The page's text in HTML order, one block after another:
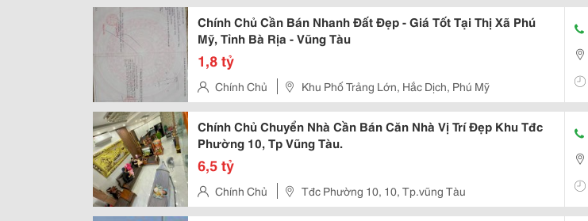
Chính Chủ Cần Bán Nhanh Đất Đẹp - Giá Tốt Tại Thị Xã Phú
Mỹ, Tỉnh Bà Rịa - Vũng Tàu
1,8 tỷ
Chính Chủ Khu Phố Trảng Lớn, Hắc Dịch, Phú Mỹ
Chính Chủ Chuyển Nhà Cần Bán Căn Nhà Vị Trí Đẹp Khu Tđc
Phường 10, Tp Vũng Tàu.
6,5 tỷ
Chính Chủ Tđc Phường 10, 10, Tp.vũng Tàu